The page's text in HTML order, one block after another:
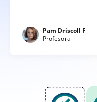
Pam Driscoll F
Profesora